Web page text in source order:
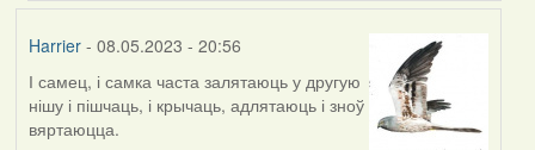
Harrier- 08.05.2023 - 20:56
І самец, і самка часта залятаюць у другую
нішу і пішчаць, і крычаць, адлятаюць і зноў
вяртаюцца.